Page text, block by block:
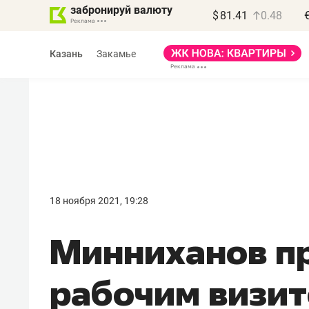
забронируй валюту $ 81.41 0.48
Казань Закамье
18 ноября 2021, 19:28
Минниханов
рабочим
правил, бизнес может
потерять минимум